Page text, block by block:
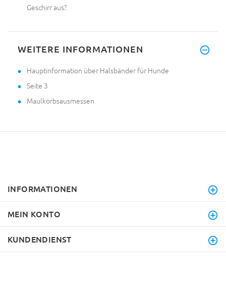
Geschirr aus?
WEITERE INFORMATIONEN
Hauptinformation über Halsbänder für Hunde
Seite 3
Maulkorbsausmessen
INFORMATIONEN
MEIN KONTO
KUNDENDIENST